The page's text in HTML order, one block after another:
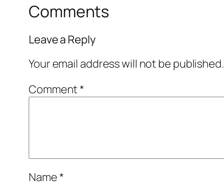
Comments
Leave a Reply
Your email address will not be published.
Comment*
Name*